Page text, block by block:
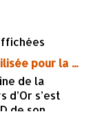
La CPTS PAYS D'OR mobilisée pour la semaine de la dénutrition
de la
d’Or s’est
de son